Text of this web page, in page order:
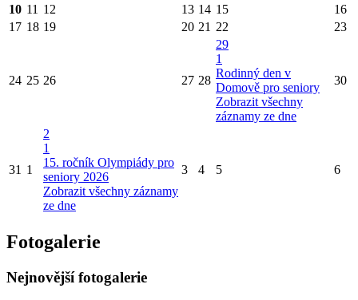
10 11 12 13 14 15
16
17 18 19 20 21 22 23
24 25 26 27 28
29
1
Rodinný den v
Domově pro seniory
Zobrazit všechny
záznamy ze dne
30
31 1
2
1
15. ročník Olympiády pro
seniory 2026
Zobrazit všechny záznamy
ze dne
3 4 5 6
Fotogalerie
Nejnovější fotogalerie